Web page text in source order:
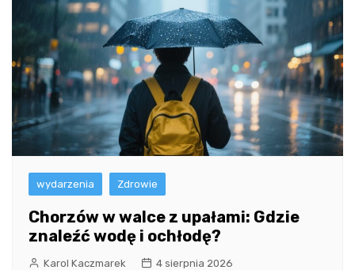
wydarzenia Zdrowie
Chorzów w walce z upałami: Gdzie
znaleźć wodę i ochłodę?
Karol Kaczmarek 4 sierpnia 2026